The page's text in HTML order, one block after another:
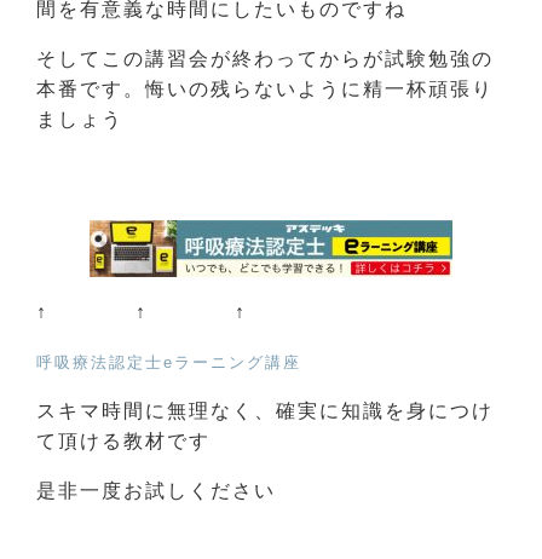
間を有意義な時間にしたいものですね
そしてこの講習会が終わってからが試験勉強の
本番です。悔いの残らないように精一杯頑張り
ましょう
↑ ↑ ↑
呼吸療法認定士eラーニング講座
スキマ時間に無理なく、確実に知識を身につけ
て頂ける教材です
是非一度お試しください